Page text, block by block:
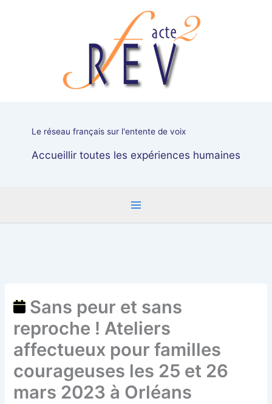
Le réseau français sur l'entente de voix
Accueillir toutes les expériences humaines
Sans peur et sans
reproche ! Ateliers
affectueux pour familles
courageuses les 25 et 26
mars 2023 à Orléans
familles
courageuses
mars